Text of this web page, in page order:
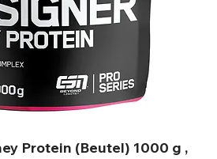
Protein (Beutel) 1000 g ,